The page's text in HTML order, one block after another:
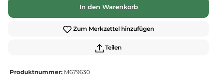
In den Warenkorb
Zum Merkzettel hinzufügen
Teilen
Produktnummer: M679630